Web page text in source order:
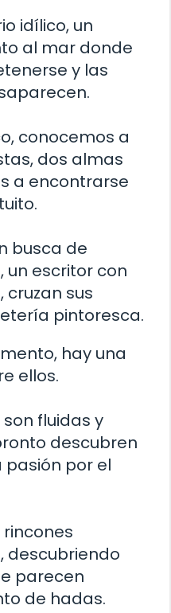
idílico, un
al mar donde
y las
conocemos a
dos almas
a encontrarse
busca de
un escritor con
cruzan sus
pintoresca.
hay una
ellos.
fluidas y
descubren
por el
descubriendo
parecen
de hadas.